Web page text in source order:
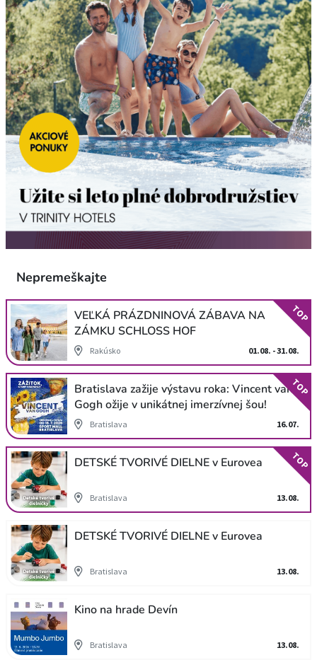
Nepremeškajte
VEĽKÁ PRÁZDNINOVÁ ZÁBAVA NA
ZÁMKU SCHLOSS HOF
Rakúsko 01.08. - 31.08.
TOP
Bratislava zažije výstavu roka: Vincent van
Gogh ožije v unikátnej imerzívnej šou!
Bratislava 16.07.
TOP
DETSKÉ TVORIVÉ DIELNE v Eurovea
Bratislava 13.08.
TOP
DETSKÉ TVORIVÉ DIELNE v Eurovea
Bratislava 13.08.
Kino na hrade Devín
Bratislava 13.08.